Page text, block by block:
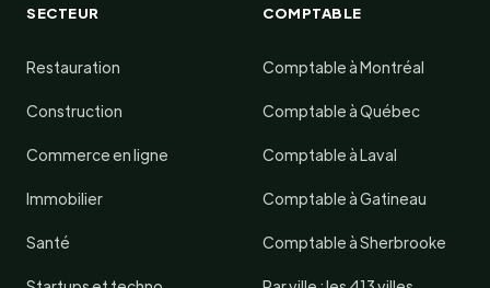
SECTEUR
Restauration
Construction
Commerce en ligne
Immobilier
Santé
COMPTABLE
Comptable à Montréal
Comptable à Québec
Comptable à Laval
Comptable à Gatineau
Comptable à Sherbrooke